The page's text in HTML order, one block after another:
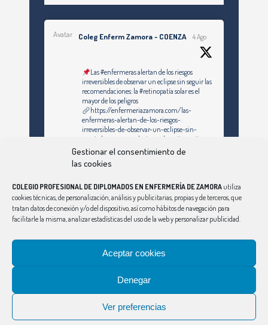
Gestionar el consentimiento de
las cookies
COLEGIO PROFESIONAL DE DIPLOMADOS EN ENFERMERÍA DE ZAMORA utiliza
cookies técnicas, de personalización, análisis y publicitarias, propias y de terceros, que
tratan datos de conexión y/o del dispositivo, así como hábitos de navegación para
facilitarle la misma, analizar estadísticas del uso de la web y personalizar publicidad.
Aceptar cookies
Denegar
Ver preferencias
Avatar Coleg Enferm Zamora - COENZA 4 Ago
Las #enfermeras alertan de los riesgos
irreversibles de observar un eclipse sin seguir las
recomendaciones: la #retinopatía solar es el
mayor de los peligros
https://enfermeriazamora.com/las-
enfermeras-alertan-de-los-riesgos-
irreversibles-de-observar-un-eclipse-sin-
seguir-las-recomendaciones-la-retinopatia-
solar-es-el-mayor-de-los-peligros/
Twitter
Síguenos en Instagram
BURGOS
Política de Privacidad